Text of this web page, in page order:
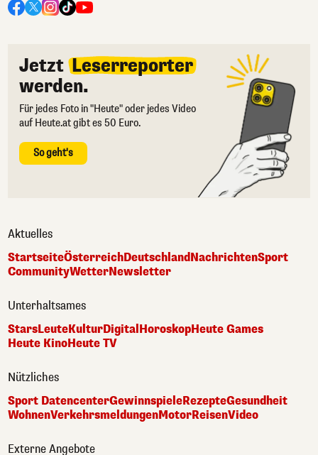
Jetzt Leserreporter
werden.
Für jedes Foto in "Heute" oder jedes Video
auf Heute.at gibt es 50 Euro.
So geht's
Aktuelles
StartseiteÖsterreichDeutschlandNachrichtenSport
CommunityWetterNewsletter
Unterhaltsames
StarsLeuteKulturDigital HoroskopHeute Games
Heute KinoHeute TV
Nützliches
Sport DatencenterGewinnspieleRezepteGesundheit
WohnenVerkehrsmeldungenMotorReisenVideo
Externe Angebote